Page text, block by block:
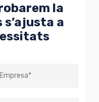
la
s’ajusta a